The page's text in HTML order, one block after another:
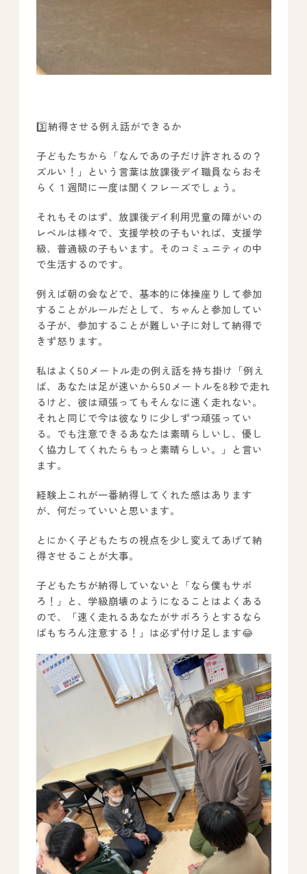
3️⃣納得させる例え話ができるか
子どもたちから「なんであの子だけ許されるの？
ズルい！」という言葉は放課後デイ職員ならおそ
らく１週間に一度は聞くフレーズでしょう。
それもそのはず、放課後デイ利用児童の障がいの
レベルは様々で、支援学校の子もいれば、支援学
級、普通級の子もいます。そのコミュニティの中
で生活するのです。
例えば朝の会などで、基本的に体操座りして参加
することがルールだとして、ちゃんと参加してい
る子が、参加することが難しい子に対して納得で
きず怒ります。
私はよく50メートル走の例え話を持ち掛け「例え
ば、あなたは足が速いから50メートルを8秒で走れ
るけど、彼は頑張ってもそんなに速く走れない。
それと同じで今は彼なりに少しずつ頑張ってい
る。でも注意できるあなたは素晴らしいし、優し
く協力してくれたらもっと素晴らしい。」と言い
ます。
経験上これが一番納得してくれた感はあります
が、何だっていいと思います。
とにかく子どもたちの視点を少し変えてあげて納
得させることが大事。
子どもたちが納得していないと「なら僕もサボ
ろ！」と、学級崩壊のようになることはよくある
ので、「速く走れるあなたがサボろうとするなら
ばもちろん注意する！」は必ず付け足します😂